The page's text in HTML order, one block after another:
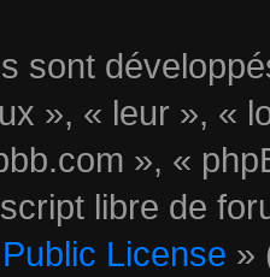
sont
», « leur », «
», «
libre de
License »